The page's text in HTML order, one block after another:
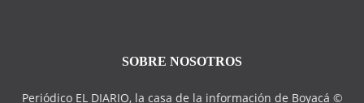
SOBRE NOSOTROS
Periódico EL DIARIO, la casa de la información de Boyacá ©